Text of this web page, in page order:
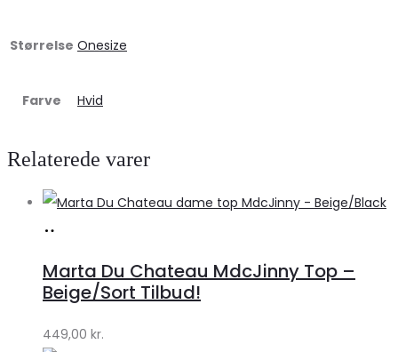
Størrelse Onesize
Farve Hvid
Relaterede varer
Klædeskabet.dk
Marta Du Chateau MdcJinny Top –
Beige/Sort Tilbud!
449,00 kr.